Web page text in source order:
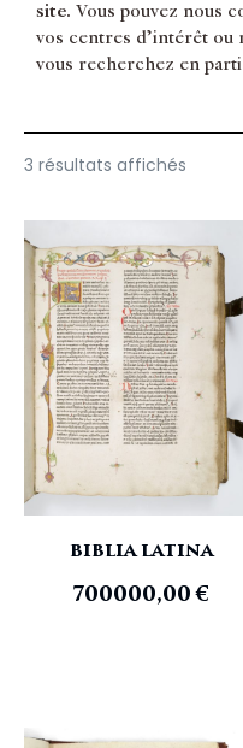
site. Vous pouvez nous
vos centres d’intérêt ou
vous recherchez en
3 résultats affichés
BIBLIA LATINA
700000,00€